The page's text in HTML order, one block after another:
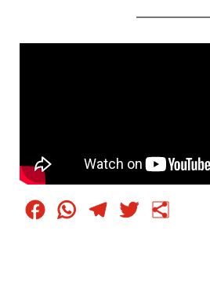
Facebook
WhatsApp
Telegram
Twitter